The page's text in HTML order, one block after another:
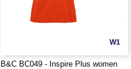
W1
B&C BC049 - Inspire Plus women